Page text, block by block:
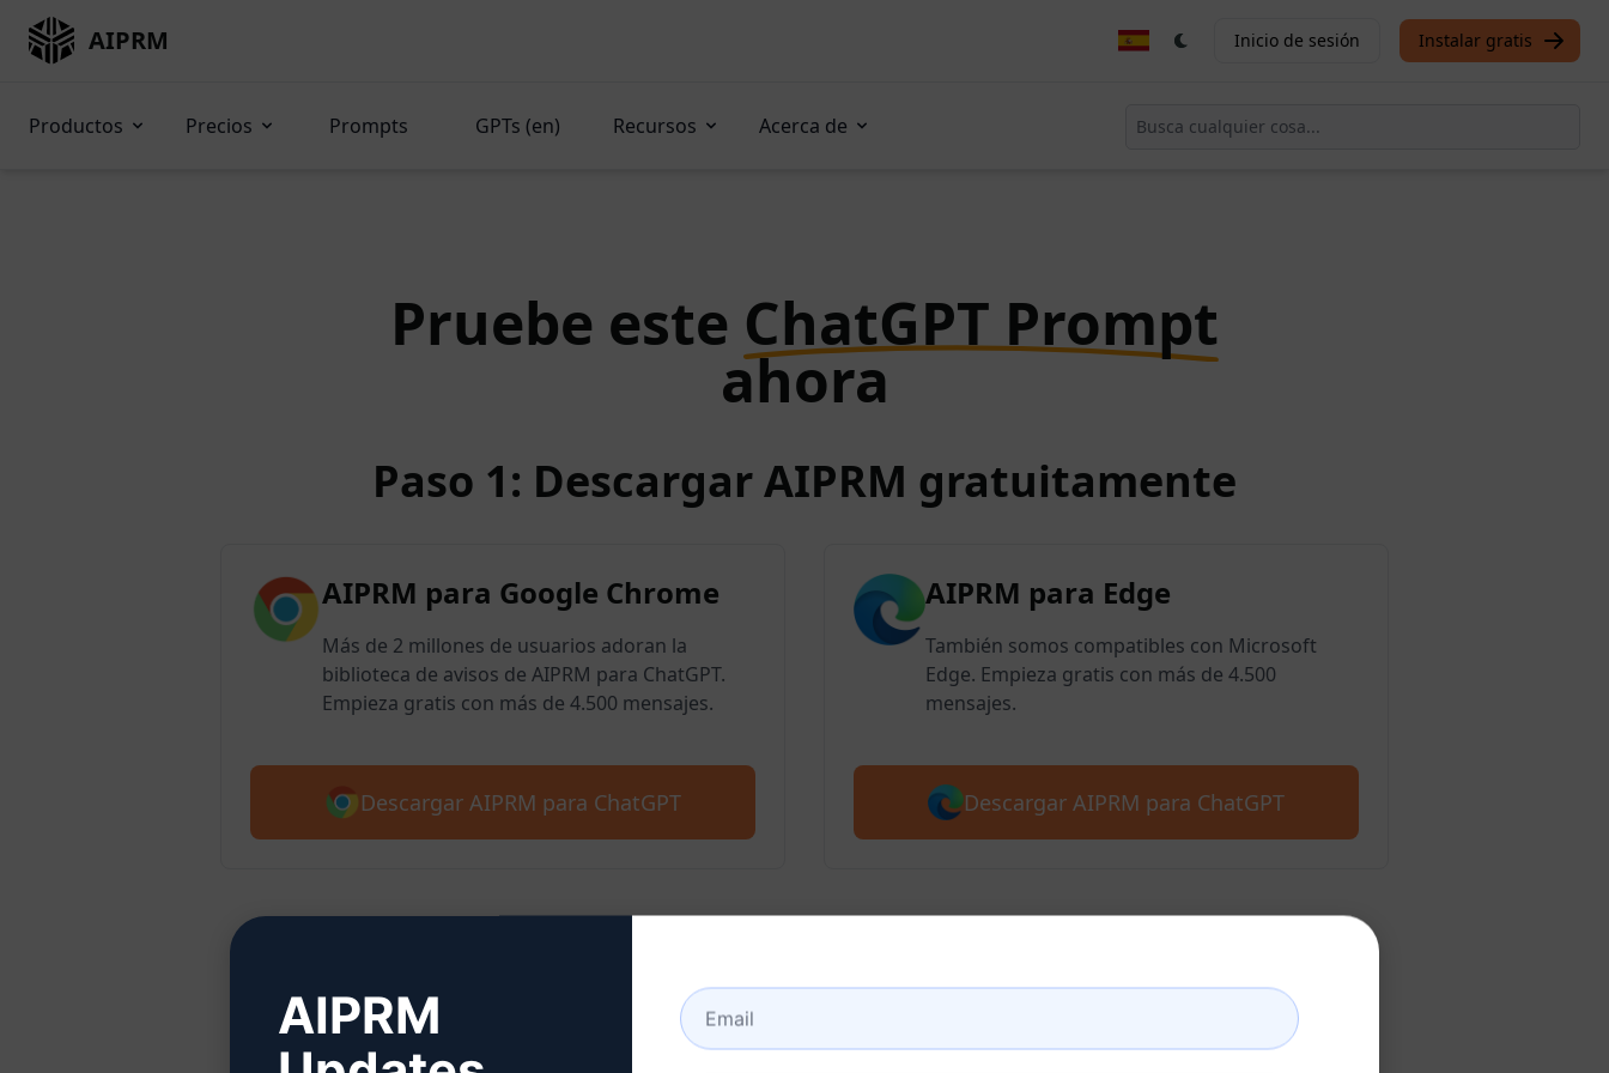
AIPRM Inicio de sesión Instalar gratis
Productos Precios Prompts GPTs (en) Recursos Acerca de
Pruebe este ChatGPT Prompt
ahora
Paso 1: Descargar AIPRM gratuitamente
AIPRM para Google Chrome
Más de 2 millones de usuarios adoran la
biblioteca de avisos de AIPRM para ChatGPT.
Empieza gratis con más de 4.500 mensajes.
Descargar AIPRM para ChatGPT
AIPRM para Edge
También somos compatibles con Microsoft
Edge. Empieza gratis con más de 4.500
mensajes.
Descargar AIPRM para ChatGPT
Paso 2 : Crear una cuenta ChatGPT
AIPRM